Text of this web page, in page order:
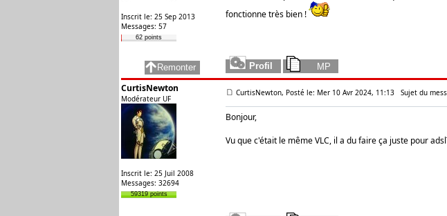
Inscrit le: 25 Sep 2013
Messages: 57
62 points
fonctionne très bien !
CurtisNewton
Modérateur UF
Inscrit le: 25 Juil 2008
Messages: 32694
59319 points
CurtisNewton, Posté le: Mer 10 Avr 2024, 11:13 Sujet du
Bonjour,
Vu que c'était le même VLC, il a du faire ça juste pour